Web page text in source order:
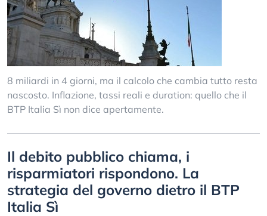
8 miliardi in 4 giorni, ma il calcolo che cambia tutto resta
nascosto. Inflazione, tassi reali e duration: quello che il
BTP Italia Sì non dice apertamente.
Il debito pubblico chiama, i
risparmiatori rispondono. La
strategia del governo dietro il BTP
Italia Sì